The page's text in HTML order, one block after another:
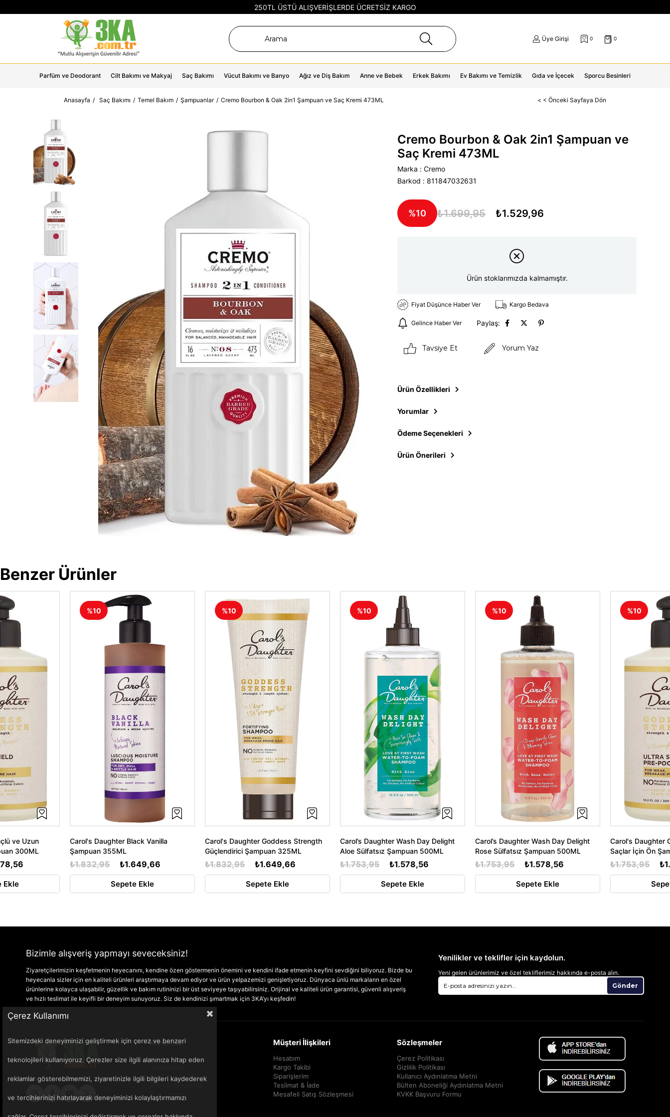
250TL ÜSTÜ ALIŞVERİŞLERDE ÜCRETSİZ KARGO
Üye Girişi 0 0
Parfüm ve Deodorant Cilt Bakımı ve Makyaj Saç Bakımı Vücut Bakımı ve Banyo Ağız ve Diş Bakım Anne ve Bebek Erkek Bakımı Ev Bakımı ve Temizlik Gıda ve İçecek Sporcu Besinleri
Anasayfa Saç Bakımı Temel Bakım Şampuanlar Cremo Bourbon & Oak 2in1 Şampuan ve Saç Kremi 473ML < < Önceki Sayfaya Dön
Cremo Bourbon & Oak 2in1 Şampuan ve
Saç Kremi 473ML
Marka : Cremo
Barkod : 811847032631
10 ₺1.699,95 ₺1.529,96
Ürün stoklarımızda kalmamıştır.
Fiyat Düşünce Haber Ver Kargo Bedava
Gelince Haber Ver Paylaş:
Tavsiye Et Yorum Yaz
Ürün Özellikleri
Yorumlar
Ödeme Seçenekleri
Ürün Önerileri
Benzer Ürünler
ve Uzun
300ML
Ekle
Carol's Daughter Black Vanilla
Şampuan 355ML
₺1.649,66
₺1.832,95
Sepete Ekle
%10
Carol's Daughter Goddess Strength
Güçlendirici Şampuan 325ML
₺1.649,66
₺1.832,95
Sepete Ekle
%10
Carol’s Daughter Wash Day Delight
Aloe Sülfatsız Şampuan 500ML
₺1.578,56
₺1.753,95
Sepete Ekle
%10
Carol’s Daughter Wash Day Delight
Rose Sülfatsız Şampuan 500ML
₺1.578,56
₺1.753,95
Sepete Ekle
%10
Carol's Daughter
Saçlar İçin Ön
₺1.753,95
%10
Bizimle alışveriş yapmayı seveceksiniz!
Ziyaretçilerimizin keşfetmenin heyecanını, kendine özen göstermenin önemini ve kendini ifade etmenin keyfini sevdiğini biliyoruz. Bizde bu
heyecanla sizler için en kaliteli ürünleri araştırmaya devam ediyor ve ürün yelpazemizi genişletiyoruz. Dünyaca ünlü markaların en özel
ürünlerine kolayca ulaşabilir, güzellik ve bakım rutininizi bir üst seviyeye taşıyabilirsiniz. Orijinal ve kaliteli ürün garantisi, güvenli alışveriş
ve hızlı teslimat ile keyifli bir deneyim sunuyoruz. Siz de kendinizi şımartmak için 3KA’yı keşfedin!
Yenilikler ve teklifler için kaydolun.
Yeni gelen ürünlerimiz ve özel tekliflerimiz hakkında e-posta alın.
Gönder
Kurumsal
Anasayfa
Sık Sorulan Sorular
Ödeme Güvenliği
Bize Ulaşın
Müşteri İlişkileri
Hesabım
Kargo Takibi
Siparişlerim
Teslimat & İade
Mesafeli Satış Sözleşmesi
Sözleşmeler
Çerez Politikası
Gizlilik Politikası
Kullanıcı Aydınlatma Metni
Bülten Aboneliği Aydınlatma Metni
KVKK Başvuru Formu
Çerez Kullanımı
Sitemizdeki deneyiminizi geliştirmek için çerez ve benzeri
teknolojileri kullanıyoruz. Çerezler size ilgili alanınıza hitap eden
reklamlar gösterebilmemizi, ziyaretinizle ilgili bilgileri kaydederek
ve tercihlerinizi hatırlayarak deneyiminizi kolaylaştırmamızı